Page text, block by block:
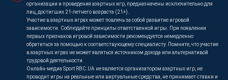
организации и проведения азартных игр, предназначены исключительно для
лиц, достигших 21-летнего возраста (21+).
Участие в азартных играх может повлечь за собой развитие игровой
зависимости. Соблюдайте принципы ответственной игры. При появлении
первых признаков игровой зависимости рекомендуется немедленно
обратиться за помощью к соответствующему специалисту. Помните, что участие
в азартных играх не может являться источником дохода или альтернативой
трудовой деятельности.
Онлайн-медиа Sport RBC.UA не является организатором азартных игр, не
проводит игры на реальные или виртуальные средства, не принимает ставки и